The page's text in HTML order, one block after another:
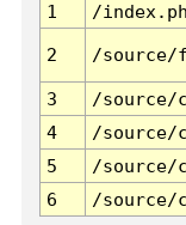
1
/
2 /source/
3 /source/
4
/source/
5
/source/
6
/source/